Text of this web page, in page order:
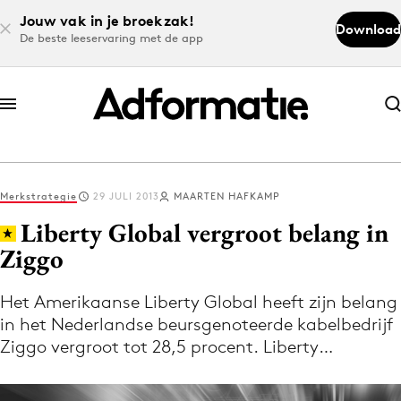
Jouw vak in je broekzak!
De beste leeservaring met de app
Download
Abonneer nu
Abonneer nu
Log in
Volg het laatste nieuws via de Adformatie
Nieuws app
Merkstrategie 29 JULI 2013 MAARTEN HAFKAMP
Liberty Global vergroot belang in
Ziggo
Het Amerikaanse Liberty Global heeft zijn belang
in het Nederlandse beursgenoteerde kabelbedrijf
Ziggo vergroot tot 28,5 procent. Liberty…